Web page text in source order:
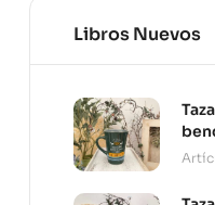
Libros Nuevos